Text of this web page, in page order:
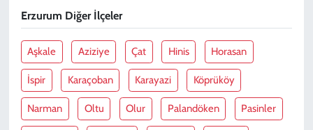
Erzurum Diğer İlçeler
Aşkale Aziziye Çat Hinis Horasan
İspir Karaçoban Karayazi Köprüköy
Narman Oltu Olur Palandöken Pasinler